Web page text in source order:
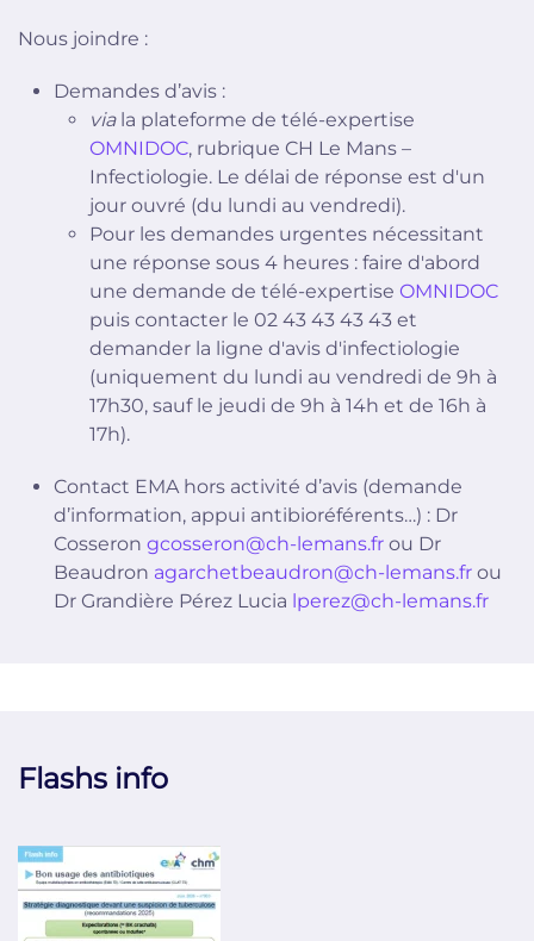
Nous joindre :
Demandes d’avis :
viala plateforme de télé-expertise
OMNIDOC, rubrique CH Le Mans –
Infectiologie. Le délai de réponse est d'un
jour ouvré (du lundi au vendredi).
Pour les demandes urgentes nécessitant
une réponse sous 4 heures : faire d'abord
une demande de télé-expertise OMNIDOC
puis contacter le 02 43 43 43 43 et
demander la ligne d'avis d'infectiologie
(uniquement du lundi au vendredi de 9h à
17h30, sauf le jeudi de 9h à 14h et de 16h à
17h).
Contact EMA hors activité d’avis (demande
d’information, appui antibioréférents…) : Dr
Cosseron gcosseron@ch-lemans.fr ou Dr
Beaudron agarchetbeaudron@ch-lemans.fr ou
Dr Grandière Pérez Lucia lperez@ch-lemans.fr
Flashs info